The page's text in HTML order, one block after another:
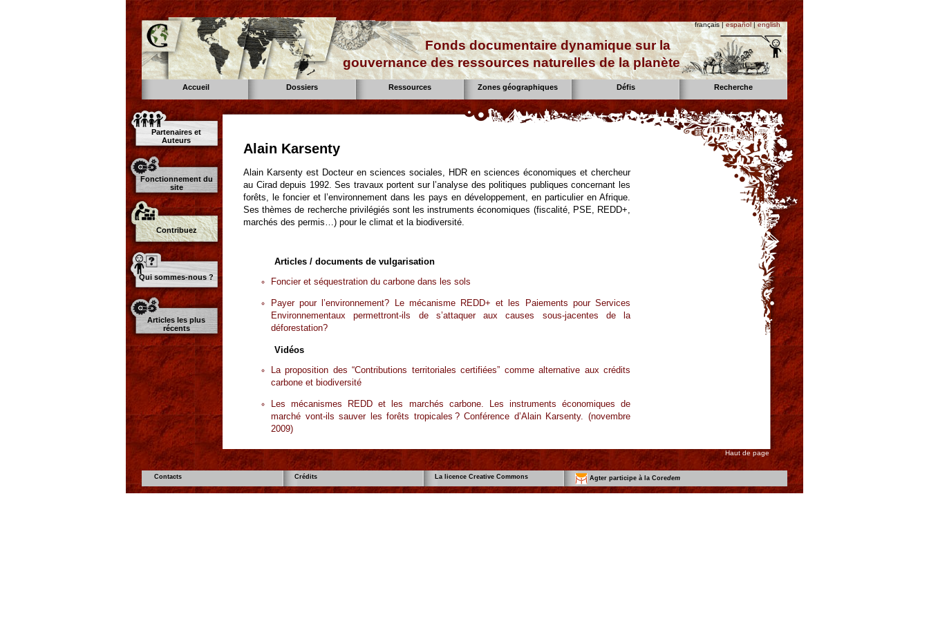
français |español|english
Fonds documentaire dynamique sur la
gouvernance des ressources naturelles de la planète
Accueil Dossiers Ressources Zones géographiques Défis Recherche
Partenaires et
Auteurs
Fonctionnement du
site
Contribuez
Qui sommes-nous ?
Articles les plus
récents
Alain Karsenty
Alain Karsenty est Docteur en sciences sociales, HDR en sciences économiques et chercheur
au Cirad depuis 1992. Ses travaux portent sur l’analyse des politiques publiques concernant les
forêts, le foncier et l’environnement dans les pays en développement, en particulier en Afrique.
Ses thèmes de recherche privilégiés sont les instruments économiques (fiscalité, PSE, REDD+,
marchés des permis…) pour le climat et la biodiversité.
Articles / documents de vulgarisation
Foncier et séquestration du carbone dans les sols
Payer pour l’environnement? Le mécanisme REDD+ et les Paiements pour Services
Environnementaux permettront-ils de s’attaquer aux causes sous-jacentes de la
déforestation?
Vidéos
La proposition des “Contributions territoriales certifiées” comme alternative aux crédits
carbone et biodiversité
Les mécanismes REDD et les marchés carbone. Les instruments économiques de
marché vont-ils sauver les forêts tropicales ? Conférence d’Alain Karsenty. (novembre
2009)
Haut de page
Contacts Crédits La licence Creative Commons Agter participe à la Coredem